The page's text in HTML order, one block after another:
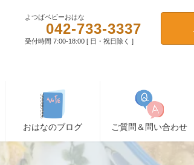
よつばベビーおはな
042-733-3337
受付時間 7:00-18:00 [ 日・祝日除く ]
おはなのブログ ご質問＆問い合わせ